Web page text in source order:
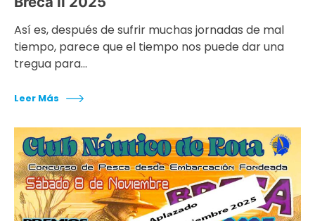
Así es, después de sufrir muchas jornadas de mal
tiempo, parece que el tiempo nos puede dar una
tregua para…
Leer Más